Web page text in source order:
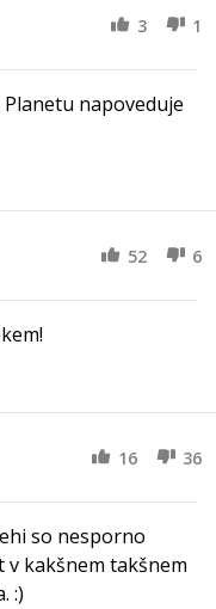
3 1
napoveduje
52 6
16 36
so nesporno
kakšnem takšnem
:)